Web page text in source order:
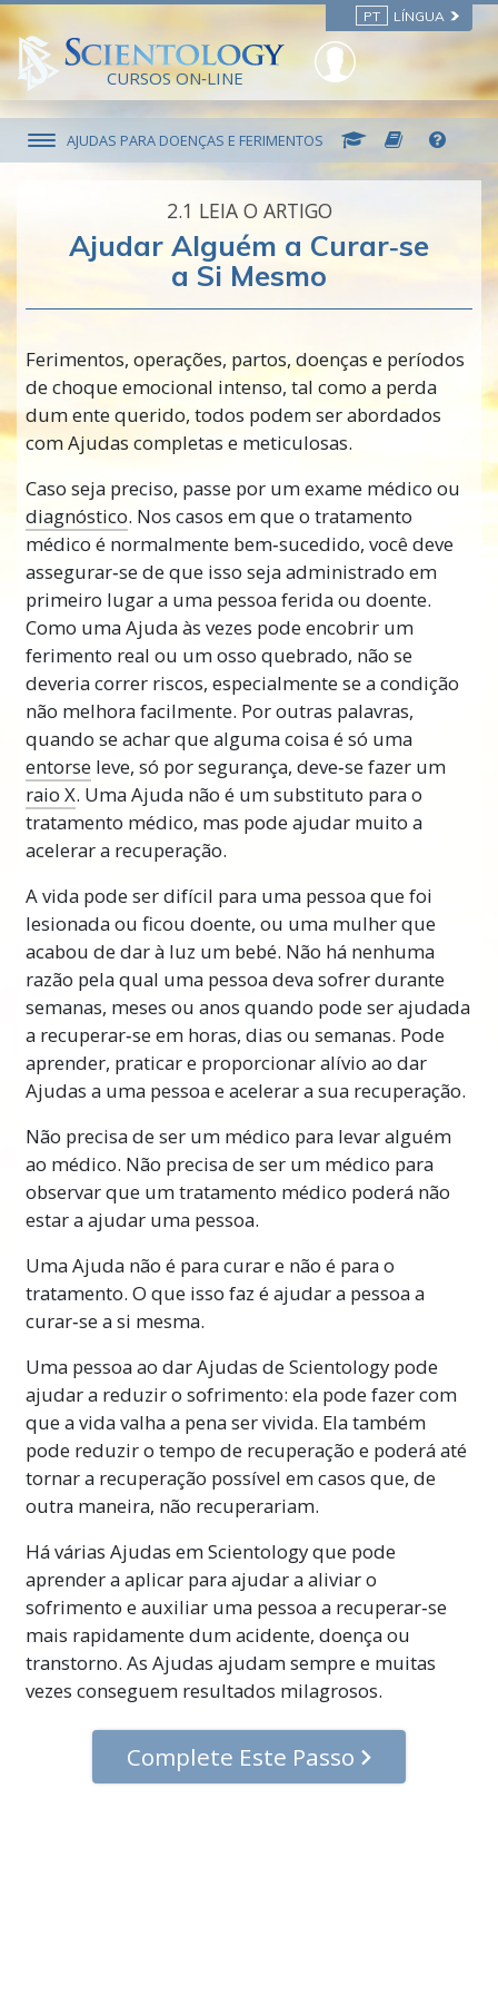
PT LÍNGUA
CURSOS ON‑LINE
AJUDAS PARA DOENÇAS E FERIMENTOS
2.‎1 LEIA O ARTIGO
Ajudar Alguém a Curar‑se
a Si Mesmo
Ferimentos, operações, partos, doenças e períodos
de choque emocional intenso, tal como a perda
dum ente querido, todos podem ser abordados
com Ajudas completas e meticulosas.
Caso seja preciso, passe por um exame médico ou
diagnóstico. Nos casos em que o tratamento
médico é normalmente bem‑sucedido, você deve
assegurar‑se de que isso seja administrado em
primeiro lugar a uma pessoa ferida ou doente.
Como uma Ajuda às vezes pode encobrir um
ferimento real ou um osso quebrado, não se
deveria correr riscos, especialmente se a condição
não melhora facilmente. Por outras palavras,
quando se achar que alguma coisa é só uma
entorse leve, só por segurança, deve‑se fazer um
raio X. Uma Ajuda não é um substituto para o
tratamento médico, mas pode ajudar muito a
acelerar a recuperação.
A vida pode ser difícil para uma pessoa que foi
lesionada ou ficou doente, ou uma mulher que
acabou de dar à luz um bebé. Não há nenhuma
razão pela qual uma pessoa deva sofrer durante
semanas, meses ou anos quando pode ser ajudada
a recuperar‑se em horas, dias ou semanas. Pode
aprender, praticar e proporcionar alívio ao dar
Ajudas a uma pessoa e acelerar a sua recuperação.
Não precisa de ser um médico para levar alguém
ao médico. Não precisa de ser um médico para
observar que um tratamento médico poderá não
estar a ajudar uma pessoa.
Uma Ajuda não é para curar e não é para o
tratamento. O que isso faz é ajudar a pessoa a
curar‑se a si mesma.
Uma pessoa ao dar Ajudas de Scientology pode
ajudar a reduzir o sofrimento: ela pode fazer com
que a vida valha a pena ser vivida. Ela também
pode reduzir o tempo de recuperação e poderá até
tornar a recuperação possível em casos que, de
outra maneira, não recuperariam.
Há várias Ajudas em Scientology que pode
aprender a aplicar para ajudar a aliviar o
sofrimento e auxiliar uma pessoa a recuperar‑se
mais rapidamente dum acidente, doença ou
transtorno. As Ajudas ajudam sempre e muitas
vezes conseguem resultados milagrosos.
Complete Este Passo